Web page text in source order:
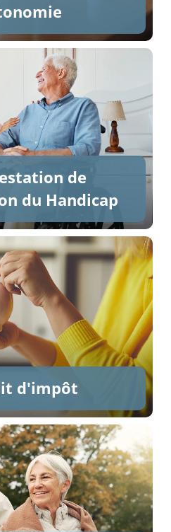
de
du Handicap
d'impôt